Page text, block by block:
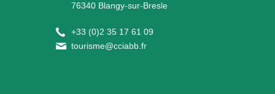
76340 Blangy-sur-Bresle
+33 (0)2 35 17 61 09
tourisme@cciabb.fr